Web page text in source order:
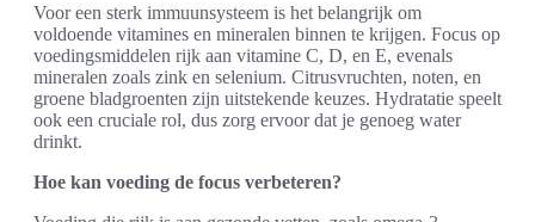
Voor een sterk immuunsysteem is het belangrijk om
voldoende vitamines en mineralen binnen te krijgen. Focus op
voedingsmiddelen rijk aan vitamine C, D, en E, evenals
mineralen zoals zink en selenium. Citrusvruchten, noten, en
groene bladgroenten zijn uitstekende keuzes. Hydratatie speelt
ook een cruciale rol, dus zorg ervoor dat je genoeg water
drinkt.
Hoe kan voeding de focus verbeteren?